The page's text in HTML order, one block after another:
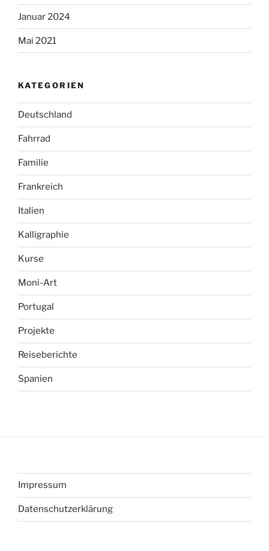
Januar 2024
Mai 2021
KATEGORIEN
Deutschland
Fahrrad
Familie
Frankreich
Italien
Kalligraphie
Kurse
Moni-Art
Portugal
Projekte
Reiseberichte
Spanien
Impressum
Datenschutzerklärung